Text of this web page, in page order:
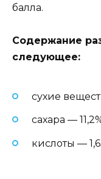
балла.
Содержание
следующее:
сухие
сахара —
кислоты —